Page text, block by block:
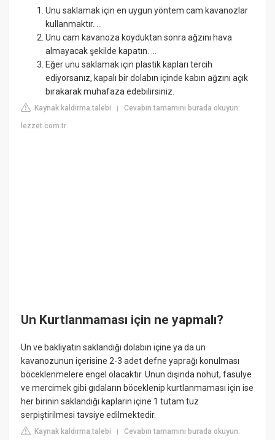
Unu saklamak için en uygun yöntem cam kavanozlar
kullanmaktır. ...
Unu cam kavanoza koyduktan sonra ağzını hava
almayacak şekilde kapatın. ...
Eğer unu saklamak için plastik kapları tercih
ediyorsanız, kapalı bir dolabın içinde kabın ağzını açık
bırakarak muhafaza edebilirsiniz.
Kaynak kaldırma talebi |Cevabın tamamını burada okuyun:
lezzet.com.tr
Un Kurtlanmaması için ne yapmalı?
Un ve bakliyatın saklandığı dolabın içine ya da un
kavanozunun içerisine 2-3 adet defne yaprağı konulması
böceklenmelere engel olacaktır. Unun dışında nohut, fasulye
ve mercimek gibi gıdaların böceklenip kurtlanmaması için ise
her birinin saklandığı kapların içine 1 tutam tuz
serpiştirilmesi tavsiye edilmektedir.
Kaynak kaldırma talebi |Cevabın tamamını burada okuyun: